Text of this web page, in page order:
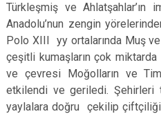
Türkleşmiş ve
Anadolu’nun zengin
Polo XIII yy ortalarında Muş
çeşitli kumaşların çok
ve çevresi Moğolların ve
etkilendi ve geriledi. Şehirleri
yaylalara doğru çekilip çiftçiliği